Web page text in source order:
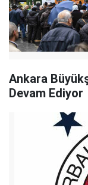
Ankara
Devam Ediyor